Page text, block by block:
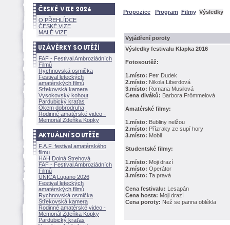
O PŘEHLÍDCE
ČESKÉ VIZE
MALÉ VIZE
FAF - Festival Ambroziádních
Filmů
Rychnovská osmička
Festival leteckých
amatérských filmů
Střekovská kamera
Vysokovský kohout
Pardubický kraťas
Okem dobrodruha
Rodinné amatérské video -
Memoriál Zdeňka Kopky
F.A.F. festival amatérského
filmu
HAH Dolná Strehov
FAF - Festival Ambroziádních
Filmů
UNICA Lugano 2026
Festival leteckých
amatérských filmů
Rychnovská osmička
Střekovská kamera
Rodinné amatérské video -
Memoriál Zdeňka Kopky
Pardubický kraťas
Propozice Program Filmy Výsledky
Vyjádření poroty
Výsledky festivalu Klapka 2016
Fotosoutěž:
1.místo: Petr Dudek
2.místo: Nikola Liberdov
3.místo: Romana Musilov
Cena diváků: Barbora Frömmelov
Amatérské filmy:
1.místo: Bubliny nelžou
2.místo: Přízraky ze supí hory
3.místo: Mobil
Studentské filmy:
1.místo: Moji drazí
2.místo: Operátor
3.místo: Ta prav
Cena festivalu: Lesapán
Cena hosta: Moji drazí
Cena poroty: Než se panna oblékla